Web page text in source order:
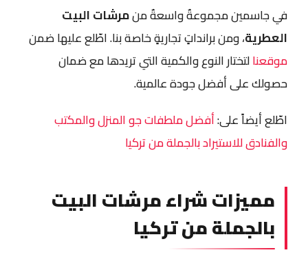
في جاسمين مجموعةٌ واسعةٌ منمرشات البيت
العطرية، ومن برانداتٍ تجاريةٍ خاصة بنا. اطّلع عليها ضمن
موقعنالتختار النوع والكمية التي تريدها مع ضمان
حصولك على أفضل جودة عالمية.
اطّلع أيضاً على:أفضل ملطفات جو المنزل والمكتب
والفنادق للاستيراد بالجملة من تركيا
مميزات شراء مرشات البيت
بالجملة من تركيا